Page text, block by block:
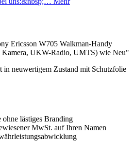
Ericsson W705 Walkman-Handy
Kamera, UKW-Radio, UMTS) wie Neu"
in neuwertigem Zustand mit Schutzfolie
lästiges Branding
MwSt. auf Ihren Namen